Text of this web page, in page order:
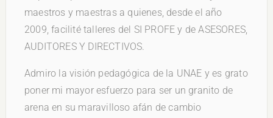
maestros y maestras a quienes, desde el año
2009, facilité talleres del SI PROFE y de ASESORES,
AUDITORES Y DIRECTIVOS.
Admiro la visión pedagógica de la UNAE y es grato
poner mi mayor esfuerzo para ser un granito de
arena en su maravilloso afán de cambio